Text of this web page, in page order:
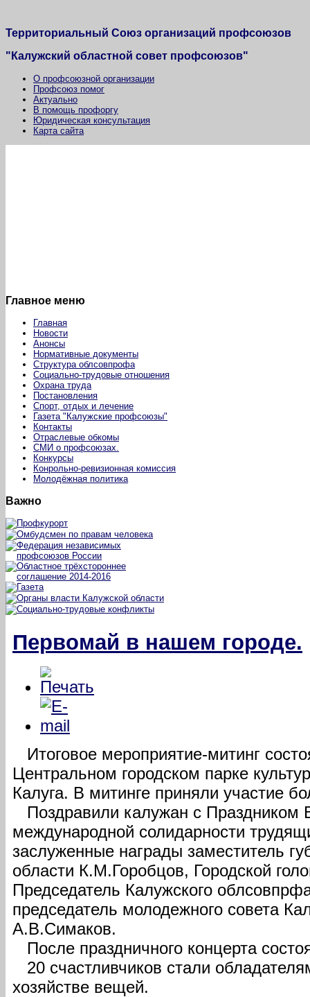
Территориальный Союз организаций профсоюзов
"Калужский областной совет профсоюзов"
О профсоюзной организации
Профсоюз помог
Актуально
В помощь профоргу
Юридическая консультация
Карта сайта
Главное меню
Главная
Новости
Анонсы
Нормативные документы
Структура облсовпрофа
Социально-трудовые отношения
Охрана труда
Постановления
Спорт, отдых и лечение
Газета "Калужские профсоюзы"
Контакты
Отраслевые обкомы
СМИ о профсоюзах.
Конкурсы
Конрольно-ревизионная комиссия
Молодёжная политика
Важно
Первомай в нашем городе.
Итоговое мероприятие-митинг
Центральном городском парке
Калуга. В митинге приняли участие
Поздравили калужан с Праздником
международной солидарности
заслуженные награды заместитель
области К.М.Горобцов, Городской
Председатель Калужского
председатель молодежного совета
А.В.Симаков.
После праздничного концерта
20 счастливчиков стали
хозяйстве вещей.